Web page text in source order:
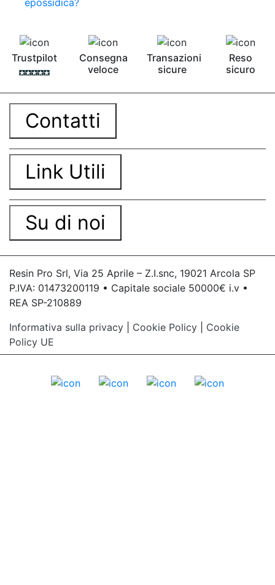
Trustpilot
Consegna
veloce
Transazioni
sicure
Reso
sicuro
Contatti
Link Utili
Su di noi
Resin Pro Srl, Via 25 Aprile – Z.I.snc, 19021 Arcola SP
P.IVA: 01473200119 • Capitale sociale 50000€ i.v •
REA SP-210889
Informativa sulla privacy
Cookie Policy
Cookie
Policy UE